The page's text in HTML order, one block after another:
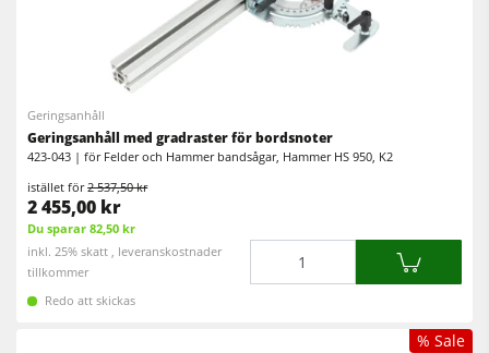
Cirkelsåg/Fräs
5-funktions kombimaskin
CNC fräsar
Kantlistmaskiner
Bredbandslipmaskiner
Bredband- & kantslipmaskin
Borst- och borstslipmaskiner
Bandsågar
Cirkelsågar och justersågar
Rikt- och planhyvlar
Bordsfräsar
Cirkelsåg/Fräs
Kantlistmaskiner
Slipmaskiner
Bandsågar
Geringsanhåll
Geringsanhåll med gradraster för bordsnoter
423-043 | för Felder och Hammer bandsågar, Hammer HS 950, K2
istället för2 537,50 kr
2 455,00 kr
Du sparar 82,50 kr
inkl. 25% skatt , leveranskostnader
tillkommer
Redo att skickas
% Sale